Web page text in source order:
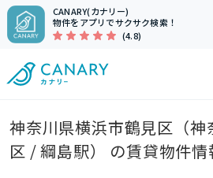
CANARY(カナリー)
物件をアプリでサクサク検索！
(4.8)
神奈川県横浜市鶴見区（神
区 / 綱島駅） の賃貸物件情